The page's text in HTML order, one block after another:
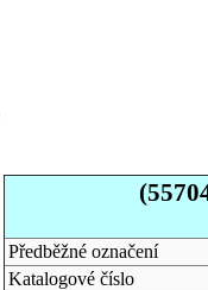
Předběžné označení
Katalogové číslo